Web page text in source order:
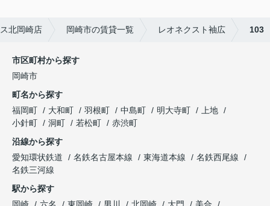
北岡崎店 岡崎市の賃貸一覧 レオネクスト袖広 103
市区町村から探す
岡崎市
町名から探す
福岡町
大和町 羽根町 中島町 明大寺町
上地
小針町
洞町 若松町
赤渋町
沿線から探す
愛知環状鉄道
名鉄名古屋本線 東海道本線
名鉄西尾線
名鉄三河線
駅から探す
岡崎
六名 東岡崎 男川 北岡崎 大門
美合